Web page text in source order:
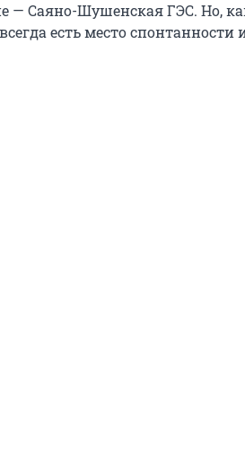
— Саяно-Шушенская ГЭС. Но,
есть место спонтанности